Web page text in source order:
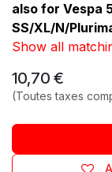
also for Vespa
SS/​XL/​N/​
Show all
10,70 €
(Toutes taxes